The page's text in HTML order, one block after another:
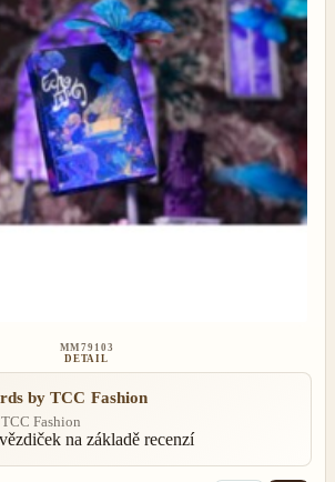
MM79103
DETAIL
by TCC Fashion
Fashion
na základě recenzí